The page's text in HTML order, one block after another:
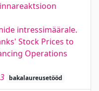
intressimäärale.
Stock Prices to
Operations
bakalaureusetööd